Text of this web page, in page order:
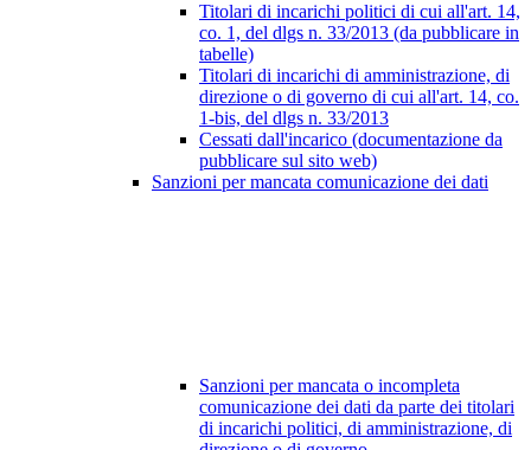
Titolari di incarichi politici di cui all'art. 14,
co. 1, del dlgs n. 33/2013 (da pubblicare in
tabelle)
Titolari di incarichi di amministrazione, di
direzione o di governo di cui all'art. 14, co.
1-bis, del dlgs n. 33/2013
Cessati dall'incarico (documentazione da
pubblicare sul sito web)
Sanzioni per mancata comunicazione dei dati
Sanzioni per mancata o incompleta
comunicazione dei dati da parte dei titolari
di incarichi politici, di amministrazione, di